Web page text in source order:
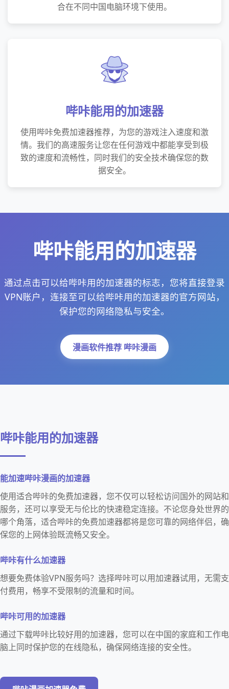
合在不同中国电脑环境下使用。
哔咔能用的加速器
使用哔咔免费加速器推荐，为您的游戏注入速度和激
情。我们的高速服务让您在任何游戏中都能享受到极
致的速度和流畅性，同时我们的安全技术确保您的数
据安全。
哔咔能用的加速器
通过点击可以给哔咔用的加速器的标志，您将直接登录
VPN账户，连接至可以给哔咔用的加速器的官方网站，
保护您的网络隐私与安全。
漫画软件推荐 哔咔漫画
哔咔能用的加速器
能加速哔咔漫画的加速器
使用适合哔咔的免费加速器，您不仅可以轻松访问国外的网站和
服务，还可以享受无与伦比的快速稳定连接。不论您身处世界的
哪个角落，适合哔咔的免费加速器都将是您可靠的网络伴侣，确
保您的上网体验既流畅又安全。
哔咔有什么加速器
想要免费体验VPN服务吗？选择哔咔可以用加速器试用，无需支
付费用，畅享不受限制的流量和时间。
哔咔可用的加速器
通过下载哔咔比较好用的加速器，您可以在中国的家庭和工作电
脑上同时保护您的在线隐私，确保网络连接的安全性。